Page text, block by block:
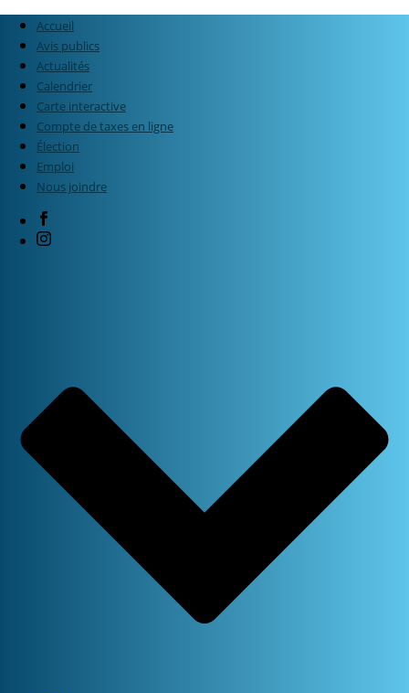
Accueil
Avis publics
Actualités
Calendrier
Carte interactive
Compte de taxes en ligne
Élection
Emploi
Nous joindre